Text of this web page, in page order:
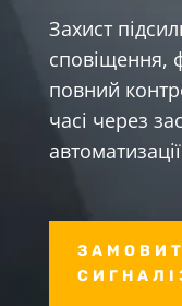
Захист
сповіщення,
повний
часі через